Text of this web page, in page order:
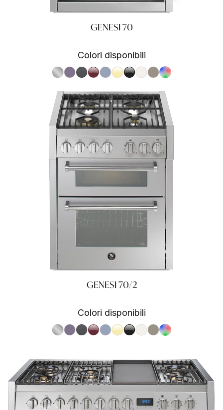
GENESI 70
Colori disponibili
S.Steel SS
Ametista AA
Antracite AN
Bordeaux BR
Celeste CE
Crema CR
Nero BA
Nuvola NA
Sabbia SA
RAL
GENESI 70/2
Colori disponibili
S.Steel SS
Ametista AA
Antracite AN
Bordeaux BR
Celeste CE
Crema CR
Nero BA
Nuvola NA
Sabbia SA
RAL